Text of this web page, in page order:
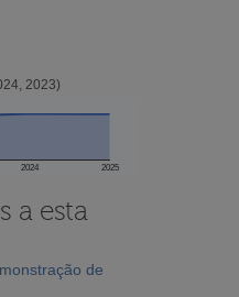
2023)
2024 2025
a esta
de